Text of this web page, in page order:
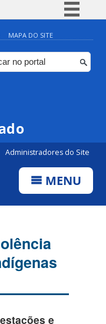
Simplifique!
Comunica BR
Participe
Canais
MAPA DO SITE
Administradores do Site
MENU
e